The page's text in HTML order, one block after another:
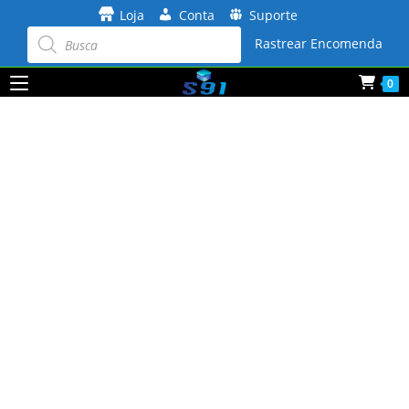
conteúdo
Loja Conta Suporte
Pesquisar
produtos Rastrear Encomenda
0